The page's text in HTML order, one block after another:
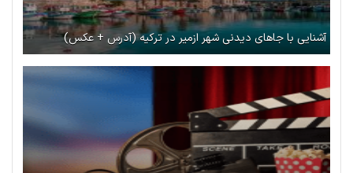
آشنایی با جاهای دیدنی شهر ازمیر در ترکیه (آدرس + عکس)